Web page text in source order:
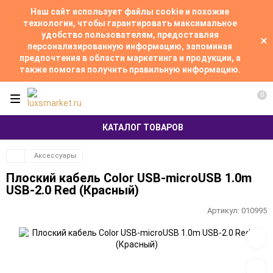
Наш сайт использует файлы cookie и похожие
технологии, чтобы гарантировать максимальное
удобство пользователям, предоставляя
персонализированную информацию, запоминая
предпочтения в области маркетинга и продукции, а
также помогая получить правильную информацию.
КАТАЛОГ ТОВАРОВ
0
Аксессуары
Плоский кабель Color USB-microUSB 1.0m
USB-2.0 Red (Красный)
Артикул: 010995